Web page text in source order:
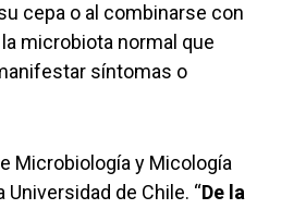
cepa o al combinarse con
microbiota normal que
síntomas o
Microbiología y Micología
de Chile. “De la